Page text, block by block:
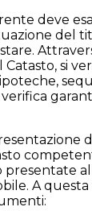
deve
del
si
A